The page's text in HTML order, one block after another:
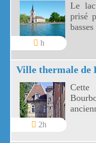
h
Le
prisé
Ville thermale de
2h
les
2500
forêts.